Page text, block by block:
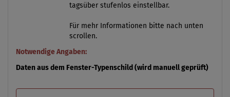
tagsüber stufenlos einstellbar.
Für mehr Informationen bitte nach unten
scrollen.
Notwendige Angaben:
Daten aus dem Fenster-Typenschild (wird manuell geprüft)